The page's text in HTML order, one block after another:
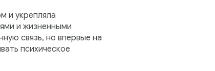
и укрепляла
и жизненными
связь, но впервые на
психическое